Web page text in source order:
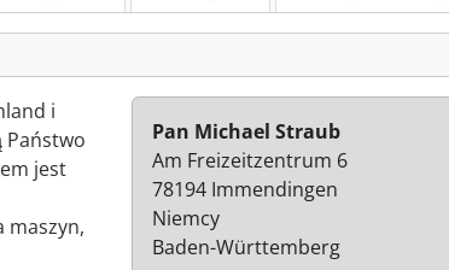
i
Państwo
jest
maszyn,
Pan Michael Straub
Am Freizeitzentrum 6
78194 Immendingen
Niemcy
Baden-Württemberg